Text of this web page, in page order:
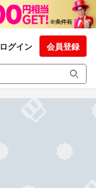
ログイン 会員登録